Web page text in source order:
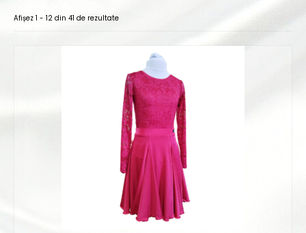
Toate produse
Bodyuri și topuri
Colecția Dancers
Costume la comandă
Îmbrăcăminte de sport
Colecția Tropical
Afișez 1 - 12 din 41 de rezultate